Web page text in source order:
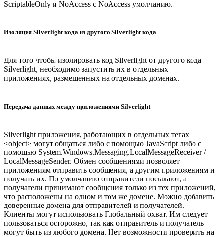
ScriptableOnly и NoAccess с NoAccess умолчанию.
Изоляция Silverlight кода из другого Silverlight кода
Для того чтобы изолировать код Silverlight от другого кода
Silverlight, необходимо запустить их в отдельных
приложениях, размещенных на отдельных доменах.
Передача данных между приложениями Silverlight
Silverlight приложения, работающих в отдельных тегах
<object> могут общаться либо с помощью JavaScript либо с
помощью System.Windows.Messaging.LocalMessageReceiver /
LocalMessageSender. Обмен сообщениями позволяет
приложениям отправить сообщения, а другим приложениям и
получать их. По умолчанию отправители посылают, а
получатели принимают сообщения только из тех приложений,
что расположены на одном и том же домене. Можно добавить
доверенные домена для отправителей и получателей.
Клиенты могут использовать Глобальный охват. Им следует
пользоваться осторожно, так как отправитель и получатель
могут быть из любого домена. Нет возможности проверить на